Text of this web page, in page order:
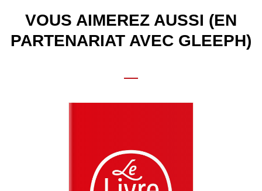
VOUS AIMEREZ AUSSI (EN
PARTENARIAT AVEC GLEEPH)